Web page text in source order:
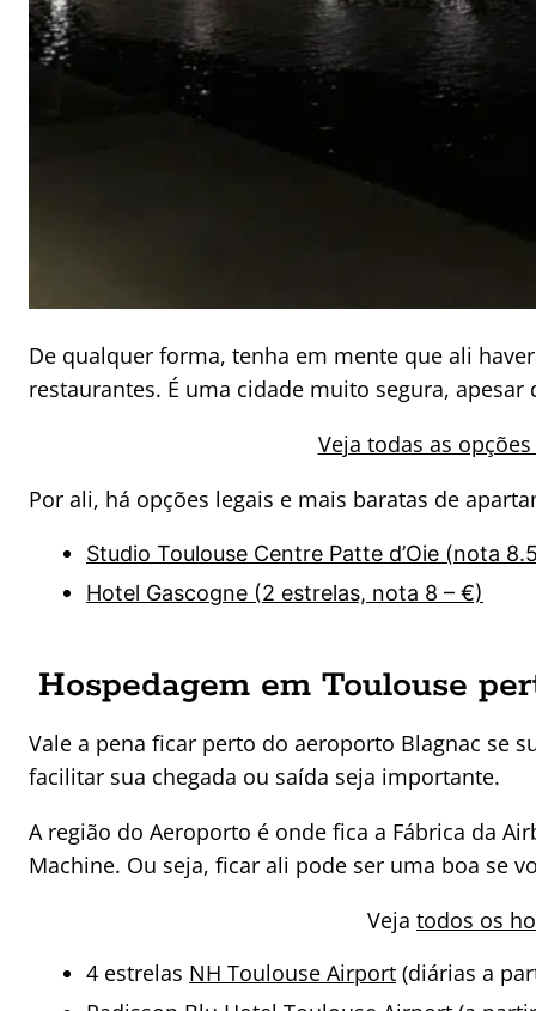
De qualquer forma, tenha em mente que ali
restaurantes. É uma cidade muito segura,
Veja todas as
Por ali, há opções legais e mais baratas de
Studio Toulouse Centre Patte d’Oie (nota
Hotel Gascogne (2 estrelas, nota 8 – €)
Hospedagem em Toulouse
Vale a pena ficar perto do aeroporto Blagnac se
facilitar sua chegada ou saída seja importante.
A região do Aeroporto é onde fica a Fábrica da
Machine. Ou seja, ficar ali pode ser uma boa se
Veja todos os
4 estrelas NH Toulouse Airport (diárias a